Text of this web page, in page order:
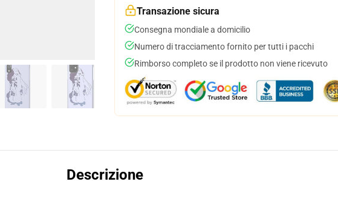
Transazione sicura
Consegna mondiale a domicilio
Numero di tracciamento fornito per tutti i pacchi
Rimborso completo se il prodotto non viene ricevuto
Descrizione